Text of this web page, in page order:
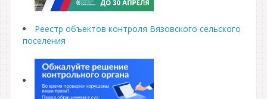
Реестр объектов контроля Вязовского сельского
поселения